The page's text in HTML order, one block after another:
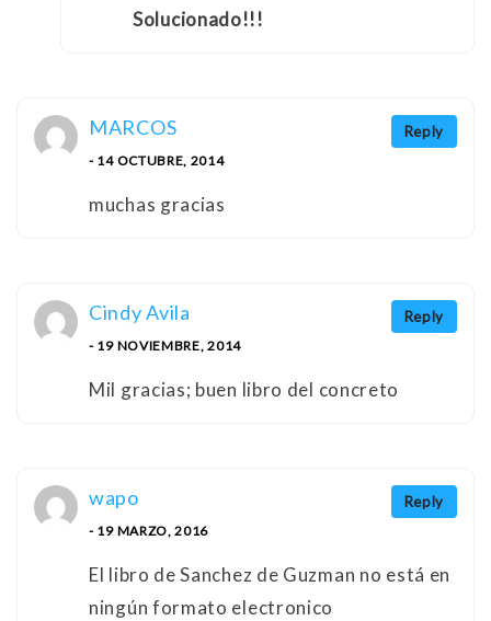
Solucionado!!!
Reply
MARCOS
- 14 OCTUBRE, 2014
muchas gracias
Reply
Cindy Avila
- 19 NOVIEMBRE, 2014
Mil gracias; buen libro del concreto
Reply
wapo
- 19 MARZO, 2016
El libro de Sanchez de Guzman no está en
ningún formato electronico